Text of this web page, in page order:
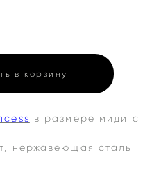
в корзину
в размере миди с
нержавеющая сталь